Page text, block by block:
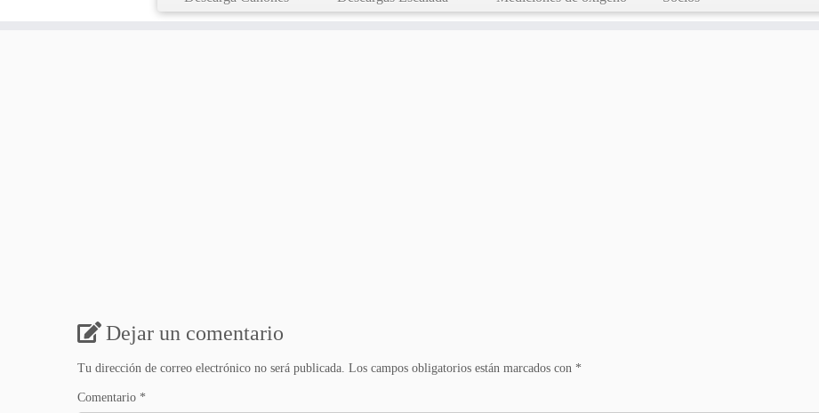
Dejar un comentario
Tu dirección de correo electrónico no será publicada. Los campos obligatorios están marcados con *
Comentario *